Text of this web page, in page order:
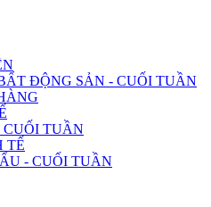
ĐỘNG SẢN - CUỐI TUẦN
TUẦN
TẾ
- CUỐI TUẦN